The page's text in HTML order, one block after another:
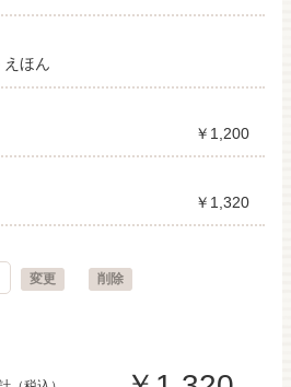
えほん
￥1,200
￥1,320
変更
削除